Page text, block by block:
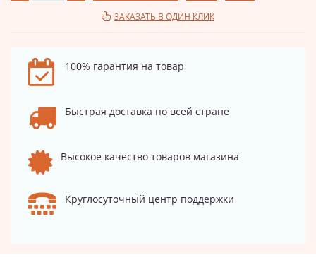
ЗАКАЗАТЬ В ОДИН КЛИК
100% гарантия на товар
Быстрая доставка по всей стране
Высокое качество товаров магазина
Круглосуточный центр поддержки